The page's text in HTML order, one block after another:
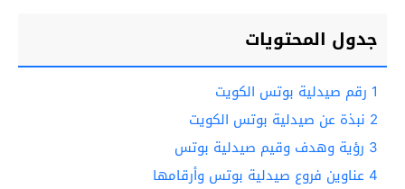
جدول المحتويات
1 رقم صيدلية بوتس الكويت
2 نبذة عن صيدلية بوتس الكويت
3 رؤية وهدف وقيم صيدلية بوتس
4 عناوين فروع صيدلية بوتس وأرقامها